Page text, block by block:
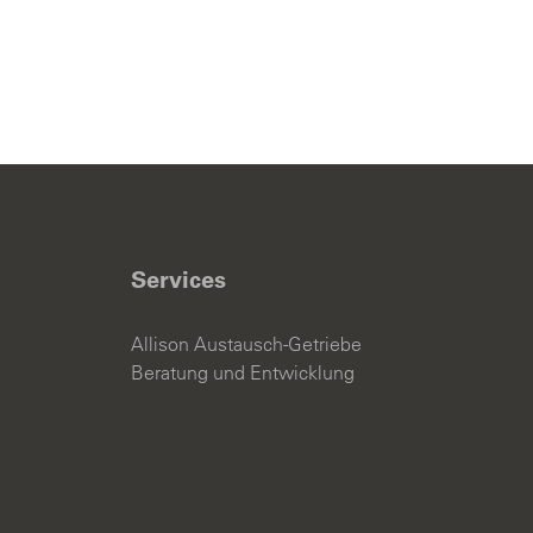
Services
Allison Austausch-Getriebe
Beratung und Entwicklung